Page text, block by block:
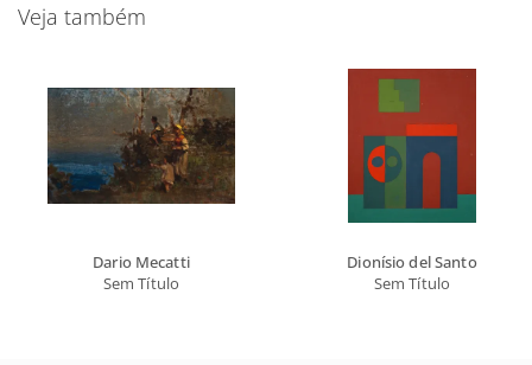
Veja também
Dario Mecatti
Sem Título
Dionísio del Santo
Sem Título